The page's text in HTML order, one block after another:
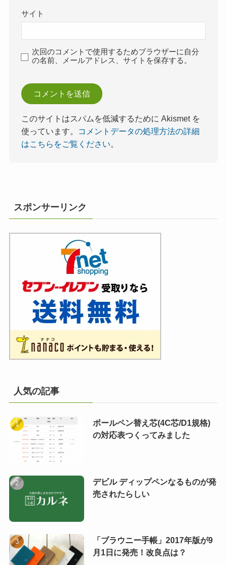
サイト
次回のコメントで使用するためブラウザーに自分
の名前、メールアドレス、サイトを保存する。
このサイトはスパムを低減するために Akismet を
使っています。
コメントデータの処理方法の詳細
はこちらをご覧ください。
スポンサーリンク
人気の記事
ボールペン替え芯(4C芯/D1規格)
の対応表つくってみました
デビル ディップペンなるものが発
売されたらしい
「ブラウニー手帳」2017年版が9
月1日に発売！改良点は？